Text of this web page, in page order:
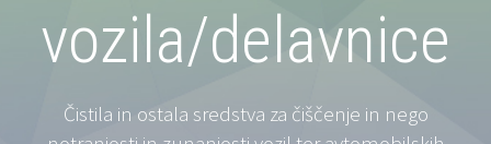
vozila/delavnice
Čistila in ostala sredstva za čiščenje in nego